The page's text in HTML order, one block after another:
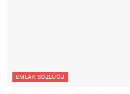
EMLAK SÖZLÜĞÜ